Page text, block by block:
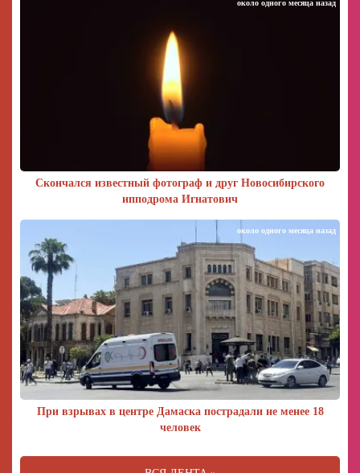
Скончался известный фотограф и друг Новосибирского
ипподрома Игнатович
около одного месяца назад
При взрывах в центре Дамаска пострадали не менее 18
человек
около одного месяца назад